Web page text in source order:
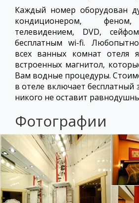
Каждый номер оборудован
кондиционером, феном,
телевидением, DVD,
бесплатным wi-fi.
всех ванных комнат отеля
встроенных магнитол,
Вам водные процедуры.
в отеле включает бесплатный
никого не оставит
Фотографии